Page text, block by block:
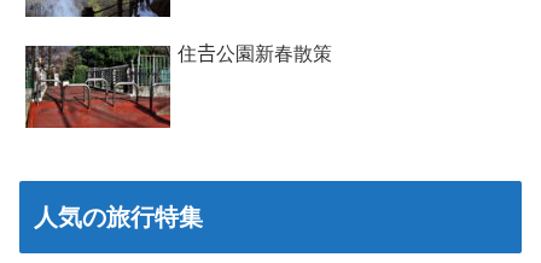
住𠮷公園新春散策
人気の旅行特集